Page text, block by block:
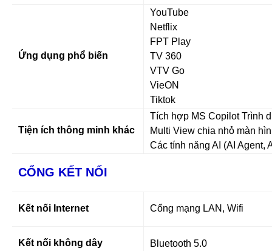
Ứng dụng phổ biến
YouTube
Netflix
FPT Play
TV 360
VTV Go
VieON
Tiktok
Tiện ích thông minh khác
Tích hợp MS Copilot Trình
Multi View chia nhỏ màn
Các tính năng AI (AI Agent,
CỔNG KẾT NỐI
Kết nối Internet Cổng mạng LAN, Wifi
Kết nối không dây Bluetooth 5.0